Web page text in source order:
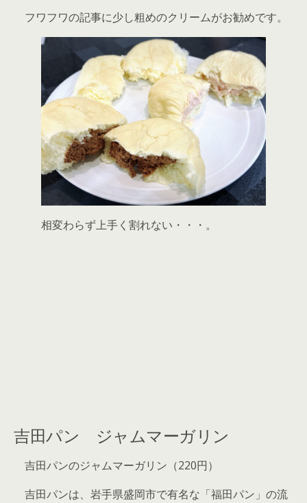
フワフワの記事に少し粗めのクリームがお勧めです。
相変わらず上手く割れない・・・。
吉田パン ジャムマーガリン
吉田パンのジャムマーガリン（220円）
吉田パンは、岩手県盛岡市で有名な「福田パン」の流